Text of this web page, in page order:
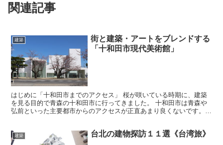
関連記事
建築
街と建築・アートをブレンドする
「十和田市現代美術館」
はじめに「十和田市までのアクセス」 桜が咲いている時期に、建築
を見る目的で青森の十和田市に行ってきました。 十和田市は青森や
弘前といった主要都市からのアクセスが正直あまり良くないです。
建築 台北の建物探訪１１選《台湾旅》